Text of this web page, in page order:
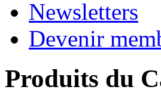
Newsletters
Devenir
Produits du